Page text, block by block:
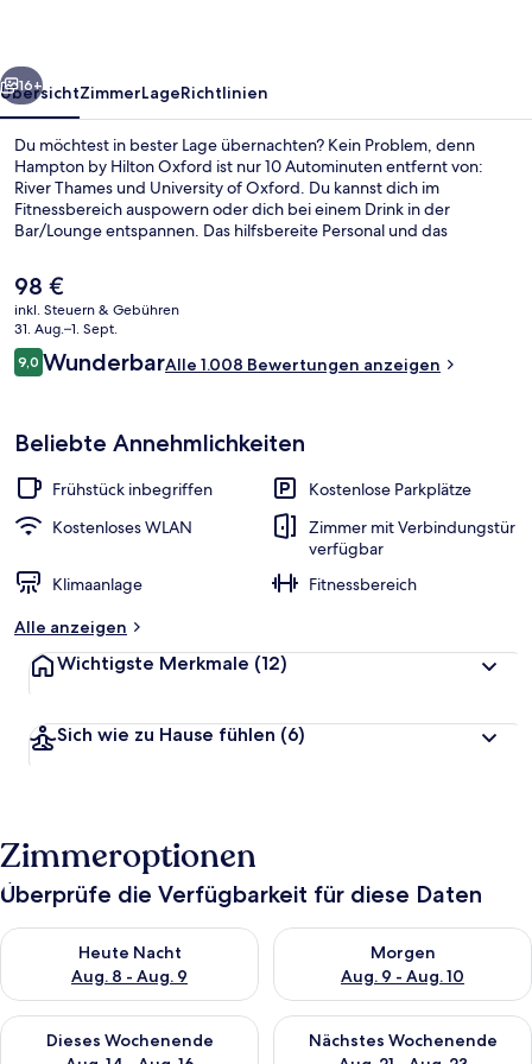
Weiter
16+
ÜbersichtZimmerLageRichtlinien
Du möchtest in bester Lage übernachten? Kein Problem, denn
Hampton by Hilton Oxford ist nur 10 Autominuten entfernt von:
River Thames und University of Oxford. Du kannst dich im
Fitnessbereich auspowern oder dich bei einem Drink in der
Bar/Lounge entspannen. Das hilfsbereite Personal und das
Der
aktuelle
Preis
beträgt
98 €.
98 €
inkl. Steuern & Gebühren
31. Aug.–1. Sept.
Bewertungen
9,09,0 von 10.
WunderbarAlle 1.008 Bewertungen anzeigen
Beliebte Annehmlichkeiten
Frühstück inbegriffen
Kostenlose Parkplätze
Kostenloses WLAN
Zimmer mit Verbindungstür
verfügbar
Klimaanlage
Fitnessbereich
Alle anzeigen
Wichtigste Merkmale (12)
Sich wie zu Hause fühlen (6)
Zimmeroptionen
Überprüfe die Verfügbarkeit für diese Daten
Heute Nacht
Aug. 8 - Aug. 9
Überprüfe die Verfügbarkeit für heute Nacht, Aug. 8 - Aug. 9.
Morgen
Aug. 9 - Aug. 10
Überprüfe die Verfügbarkeit
Dieses Wochenende
Überprüfe die Verfügbarkeit für dieses Wochenende, Aug. 14
Nächstes Wochenende
Überprüfe die Verfügbarkeit